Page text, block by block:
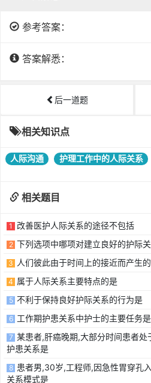
参考答案：
答案解悉：
后一道题
相关知识点
人际沟通 护理工作中的人际关系
相关题目
1 改善医护人际关系的途径不包括
2 下列选项中哪项对建立良好的护际
3 人们彼此由于时间上的接近而产生
4 属于人际关系主要特点的是
5 不利于保持良好护际关系的行为是
6 工作期护患关系中护士的主要任务是
7 某患者,肝癌晚期,大部分时间患者
护患关系是
8 患者男,30岁,工程师,因急性胃穿孔
关系模式是